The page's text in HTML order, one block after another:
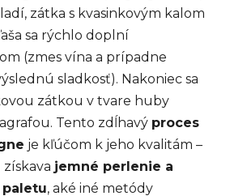
zátka s kvasinkovým kalom
sa rýchlo doplní
(zmes vína a prípadne
sladkosť). Nakoniec sa
zátkou v tvare huby
Tento zdĺhavý proces
je kľúčom k jeho kvalitám –
jemné perlenie a
, aké iné metódy